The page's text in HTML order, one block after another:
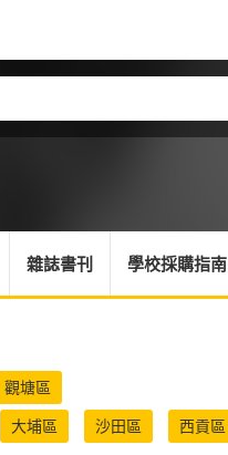
雜誌書刊 學校採購指南
觀塘區
大埔區 沙田區 西貢區